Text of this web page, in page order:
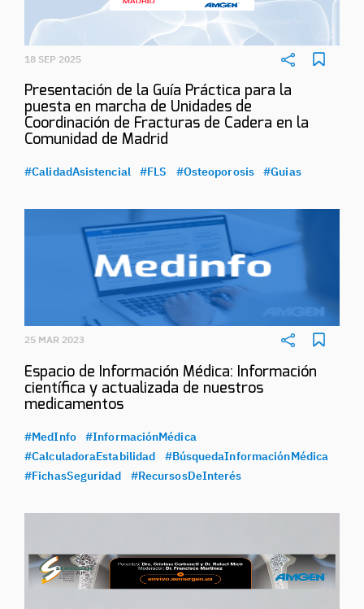
18 SEP 2025
Presentación de la Guía Práctica para la
puesta en marcha de Unidades de
Coordinación de Fracturas de Cadera en la
Comunidad de Madrid
#CalidadAsistencial #FLS #Osteoporosis #Guias
25 MAR 2023
Espacio de Información Médica: Información
científica y actualizada de nuestros
medicamentos
#MedInfo
#InformaciónMédica
#CalculadoraEstabilidad
#BúsquedaInformaciónMédica
#FichasSeguridad
#RecursosDeInterés